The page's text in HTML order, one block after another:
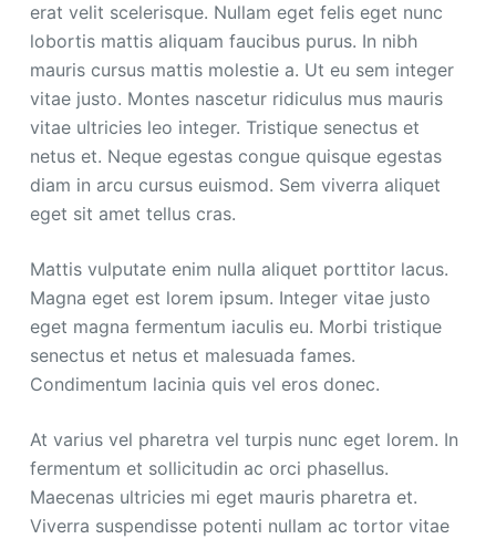
erat velit scelerisque. Nullam eget felis eget nunc
lobortis mattis aliquam faucibus purus. In nibh
mauris cursus mattis molestie a. Ut eu sem integer
vitae justo. Montes nascetur ridiculus mus mauris
vitae ultricies leo integer. Tristique senectus et
netus et. Neque egestas congue quisque egestas
diam in arcu cursus euismod. Sem viverra aliquet
eget sit amet tellus cras.
Mattis vulputate enim nulla aliquet porttitor lacus.
Magna eget est lorem ipsum. Integer vitae justo
eget magna fermentum iaculis eu. Morbi tristique
senectus et netus et malesuada fames.
Condimentum lacinia quis vel eros donec.
At varius vel pharetra vel turpis nunc eget lorem. In
fermentum et sollicitudin ac orci phasellus.
Maecenas ultricies mi eget mauris pharetra et.
Viverra suspendisse potenti nullam ac tortor vitae